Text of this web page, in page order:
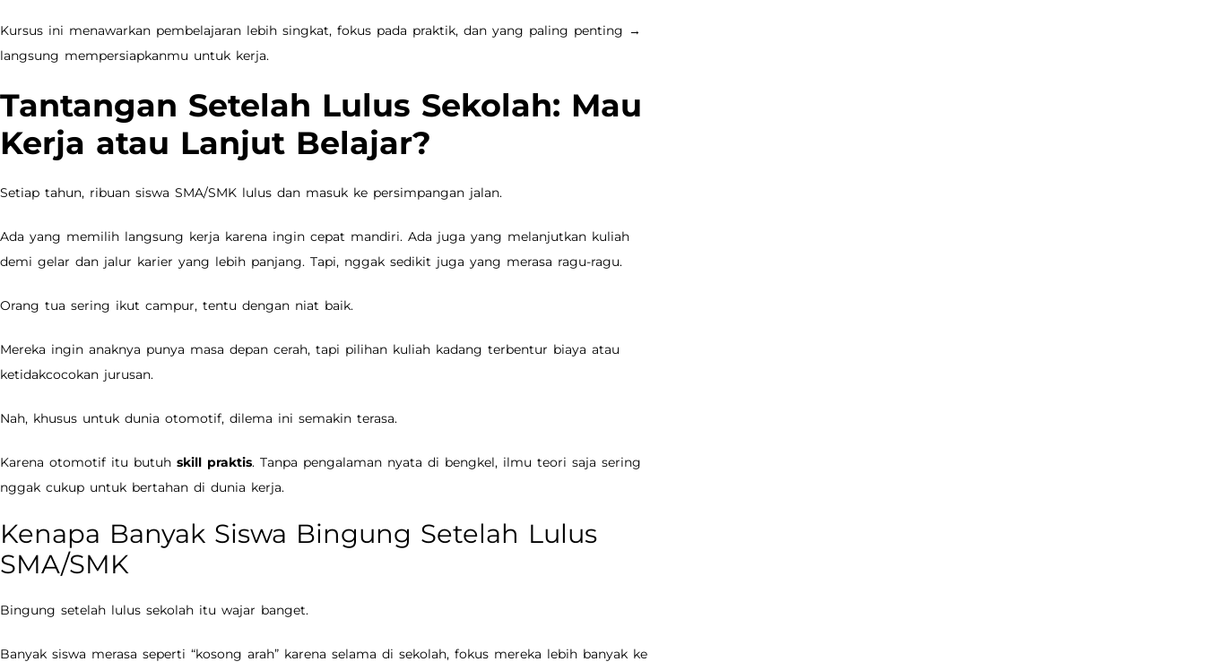
Kursus ini menawarkan pembelajaran lebih singkat, fokus pada praktik, dan yang paling penting →
langsung mempersiapkanmu untuk kerja.
Tantangan Setelah Lulus Sekolah: Mau
Kerja atau Lanjut Belajar?
Setiap tahun, ribuan siswa SMA/SMK lulus dan masuk ke persimpangan jalan.
Ada yang memilih langsung kerja karena ingin cepat mandiri. Ada juga yang melanjutkan kuliah
demi gelar dan jalur karier yang lebih panjang. Tapi, nggak sedikit juga yang merasa ragu-ragu.
Orang tua sering ikut campur, tentu dengan niat baik.
Mereka ingin anaknya punya masa depan cerah, tapi pilihan kuliah kadang terbentur biaya atau
ketidakcocokan jurusan.
Nah, khusus untuk dunia otomotif, dilema ini semakin terasa.
Karena otomotif itu butuh skill praktis. Tanpa pengalaman nyata di bengkel, ilmu teori saja sering
nggak cukup untuk bertahan di dunia kerja.
Kenapa Banyak Siswa Bingung Setelah Lulus
SMA/SMK
Bingung setelah lulus sekolah itu wajar banget.
Banyak siswa merasa seperti “kosong arah” karena selama di sekolah, fokus mereka lebih banyak ke